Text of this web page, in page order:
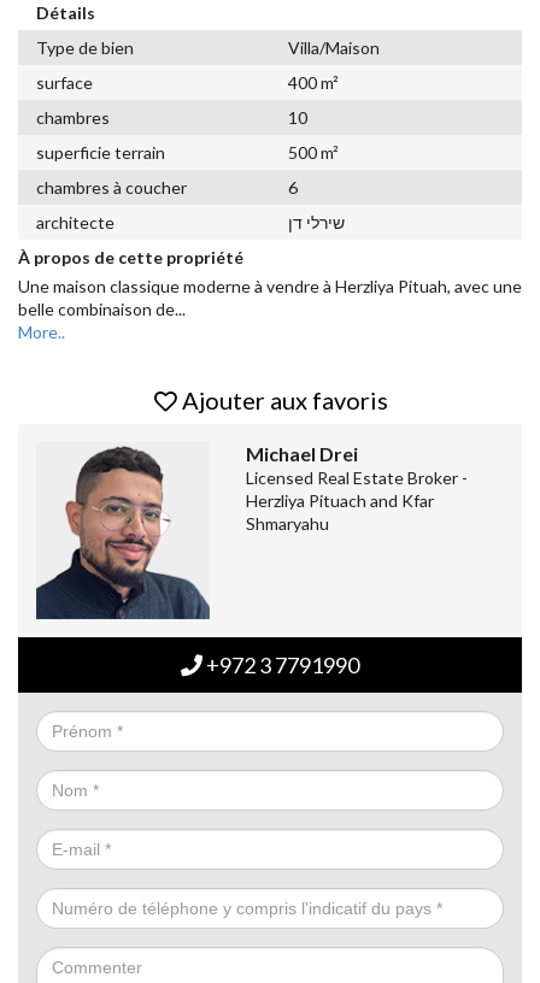
Détails
Type de bien
Villa/Maison
surface
400 m²
chambres
10
superficie terrain
500 m²
chambres à coucher
6
architecte
שירלי דן
À propos de cette propriété
Une maison classique moderne à vendre à Herzliya Pituah, avec une
belle combinaison de...
More..
Ajouter aux favoris
Michael Drei
Licensed Real Estate Broker -
Herzliya Pituach and Kfar
Shmaryahu
+972 3 7791990